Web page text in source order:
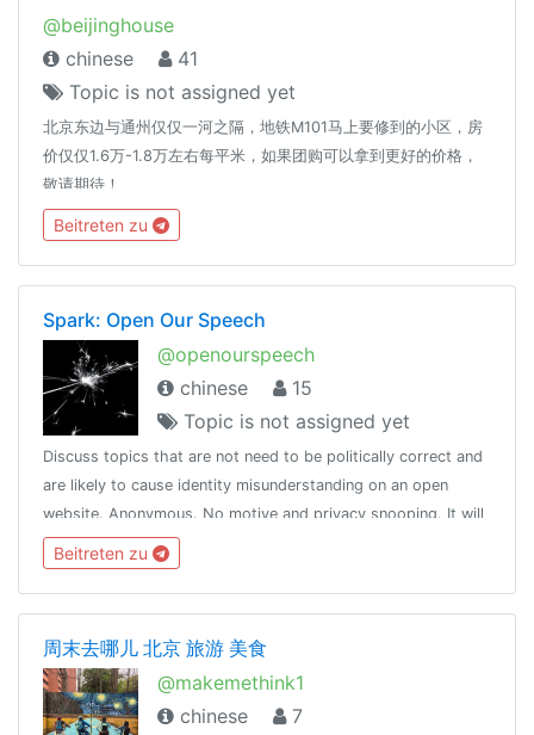
@beijinghouse
chinese
41
Topic is not assigned yet
北京东边与通州仅仅一河之隔，地铁M101马上要修到的小区，房
价仅仅1.6万-1.8万左右每平米，如果团购可以拿到更好的价格，
敬请期待！
Beitreten zu
Spark: Open Our Speech
@openourspeech
chinese
15
Topic is not assigned yet
Discuss topics that are not need to be politically correct and
are likely to cause identity misunderstanding on an open
website. Anonymous. No motive and privacy snooping. It will
always be highly praised to reasonably convince others first
:)
Beitreten zu
周末去哪儿 北京 旅游 美食
@makemethink1
chinese
7